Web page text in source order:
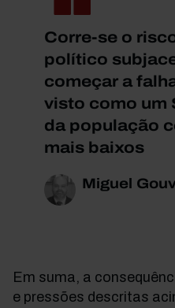
Corre-se o
político
começar a
visto como um
da população
mais baixos
Miguel
Em suma, a
e pressões descritas